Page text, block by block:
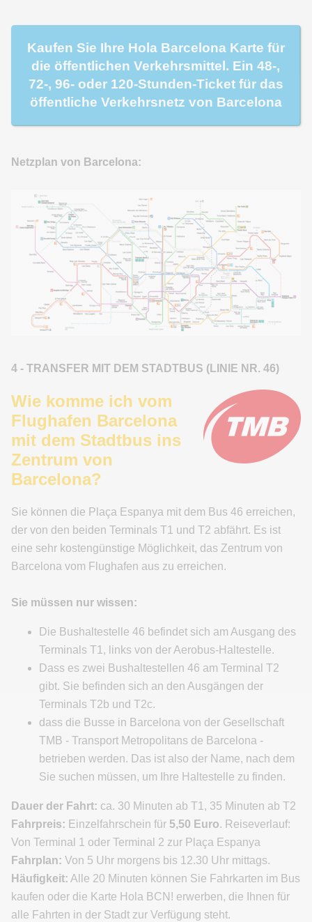
Kaufen Sie Ihre Hola Barcelona Karte für
die öffentlichen Verkehrsmittel. Ein 48-,
72-, 96- oder 120-Stunden-Ticket für das
öffentliche Verkehrsnetz von Barcelona
Netzplan von Barcelona:
4 - TRANSFER MIT DEM STADTBUS (LINIE NR. 46)
Wie komme ich vom
Flughafen Barcelona
mit dem Stadtbus ins
Zentrum von
Barcelona?
Sie können die Plaça Espanya mit dem Bus 46 erreichen,
der von den beiden Terminals T1 und T2 abfährt. Es ist
eine sehr kostengünstige Möglichkeit, das Zentrum von
Barcelona vom Flughafen aus zu erreichen.
Sie müssen nur wissen:
Die Bushaltestelle 46 befindet sich am Ausgang des
Terminals T1, links von der Aerobus-Haltestelle.
Dass es zwei Bushaltestellen 46 am Terminal T2
gibt. Sie befinden sich an den Ausgängen der
Terminals T2b und T2c.
dass die Busse in Barcelona von der Gesellschaft
TMB - Transport Metropolitans de Barcelona -
betrieben werden. Das ist also der Name, nach dem
Sie suchen müssen, um Ihre Haltestelle zu finden.
Dauer der Fahrt: ca. 30 Minuten ab T1, 35 Minuten ab T2
Fahrpreis: Einzelfahrschein für 5,50 Euro. Reiseverlauf:
Von Terminal 1 oder Terminal 2 zur Plaça Espanya
Fahrplan: Von 5 Uhr morgens bis 12.30 Uhr mittags.
Häufigkeit: Alle 20 Minuten können Sie Fahrkarten im Bus
kaufen oder die Karte Hola BCN! erwerben, die Ihnen für
alle Fahrten in der Stadt zur Verfügung steht.